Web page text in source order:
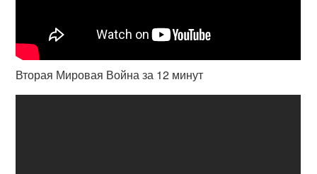
Вторая Мировая Война за 12 минут